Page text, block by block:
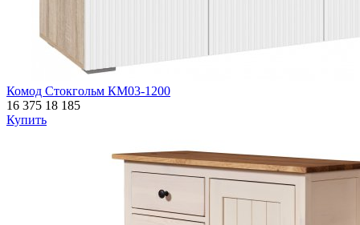
Комод Стокгольм КМ03-1200
16 375 18 185
Купить